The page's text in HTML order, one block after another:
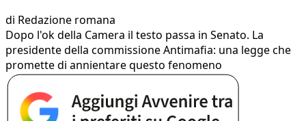
di Redazione romana
Dopo l'ok della Camera il testo passa in Senato. La
presidente della commissione Antimafia: una legge che
promette di annientare questo fenomeno